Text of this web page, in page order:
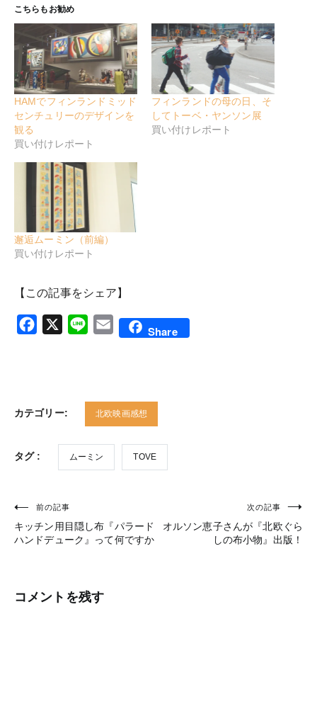
こちらもお勧め
HAMでフィンランドミッド
センチュリーのデザインを
観る
買い付けレポート
フィンランドの母の日、そ
してトーベ・ヤンソン展
買い付けレポート
邂逅ムーミン（前編）
買い付けレポート
【この記事をシェア】
Facebook
X Line Email Share
カテゴリー: 北欧映画感想
タグ : ムーミン TOVE
投
稿
ゲ
前の記事
キッチン用目隠し布『パラード
ハンドデューク』って何ですか
次の記事
オルソン恵子さんが『北欧ぐら
しの布小物』出版！
コメントを残す